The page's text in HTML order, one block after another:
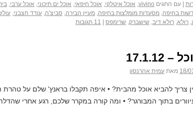
עם התגים vivino
, אוכל איטלקי, אוכל חיפאי, אוכל ים תיכוני, אוכל ערבי,
בחיפה, מסעדות מומלצות בחיפה, מעיין הבירה, סביצ'ה, עודד חצבני,
, רולא, רולא דיב, שישברק, שרימפס 11 תגובות
18/ מאת עמית אהרנסון
צריך להביא אוכל מהבית? • איפה תקבלו בראנץ' שלם על טהרת
בתוך המבורגר? • ומה קורה במקרר שלכם, רגע אחרי